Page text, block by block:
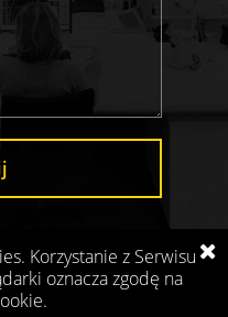
Korzystanie z Serwisu
oznacza zgodę na
SilverCube